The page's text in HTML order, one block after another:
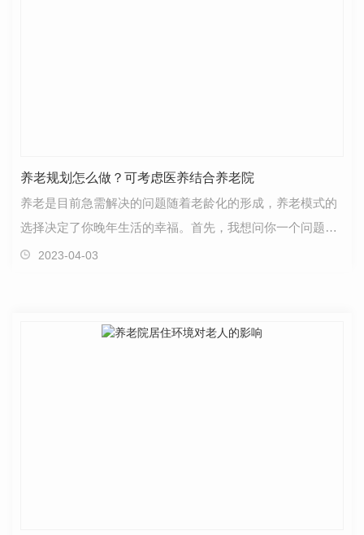
养老规划怎么做？可考虑医养结合养老院
养老是目前急需解决的问题随着老龄化的形成，养老模式的
选择决定了你晚年生活的幸福。首先，我想问你一个问题：
我们中国人能活几岁？研究表明，我们的平均寿命现在…
2023-04-03